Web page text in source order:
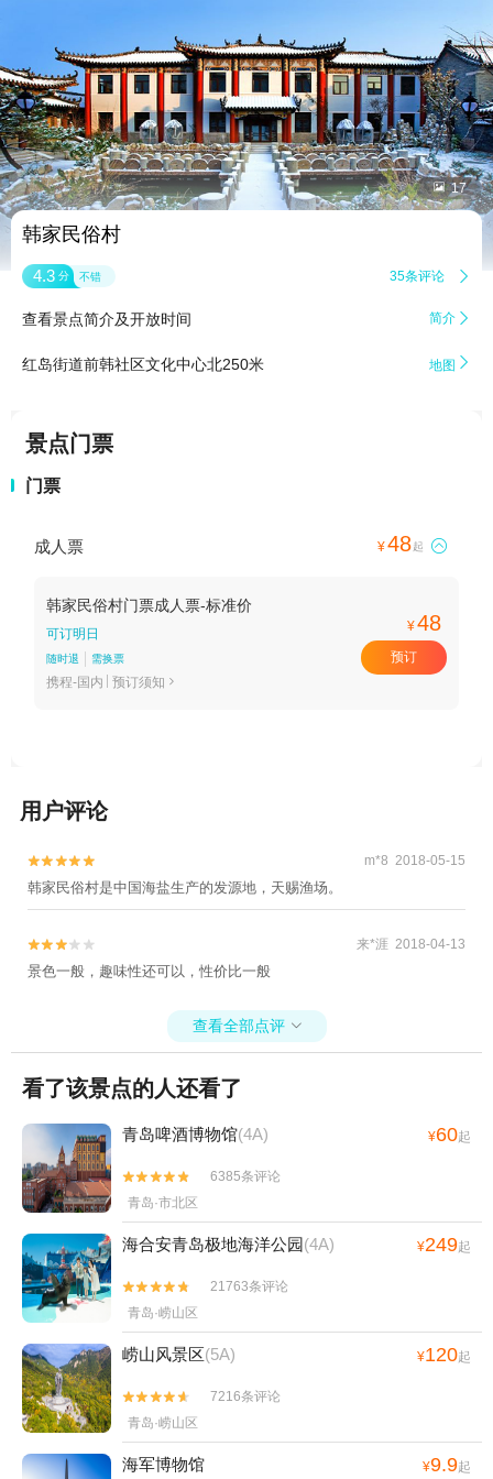
 17
韩家民俗村
4.3 分 不错 35条评论 
查看景点简介及开放时间 简介 
红岛街道前韩社区文化中心北250米 地图 
景点门票
门票
成人票 ¥48起 
韩家民俗村门票成人票-标准价
可订明日
随时退 需换票
携程-国内 预订须知 
¥48
预订
用户评论

 m*8 2018-05-15
韩家民俗村是中国海盐生产的发源地，天赐渔场。

 来*涯 2018-04-13
景色一般，趣味性还可以，性价比一般
查看全部点评 
看了该景点的人还看了
青岛啤酒博物馆(4A) ¥60起


6385条评论
青岛·市北区
海合安青岛极地海洋公园(4A) ¥249起


21763条评论
青岛·崂山区
崂山风景区(5A) ¥120起


7216条评论
青岛·崂山区
海军博物馆 ¥9.9起